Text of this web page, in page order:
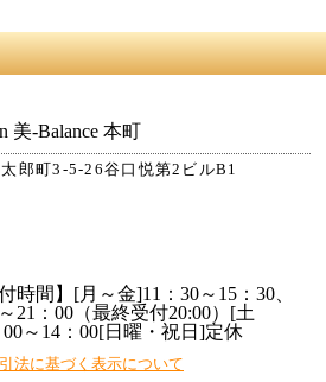
郎町3-5-26谷口悦第2ビルB1
法に基づく表示について